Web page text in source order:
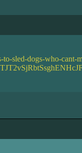
sled-dogs-who-